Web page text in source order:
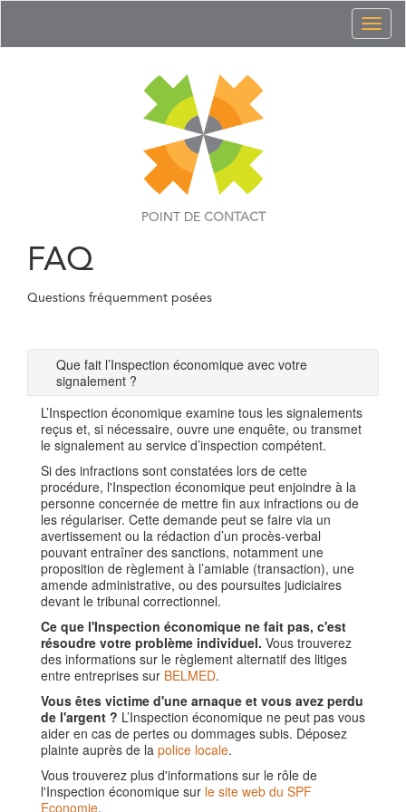
POINT DE CONTACT
FAQ
Questions fréquemment posées
Que fait l’Inspection économique avec votre
signalement ?
L’Inspection économique examine tous les signalements
reçus et, si nécessaire, ouvre une enquête, ou transmet
le signalement au service d’inspection compétent.
Si des infractions sont constatées lors de cette
procédure, l'Inspection économique peut enjoindre à la
personne concernée de mettre fin aux infractions ou de
les régulariser. Cette demande peut se faire via un
avertissement ou la rédaction d’un procès-verbal
pouvant entraîner des sanctions, notamment une
proposition de règlement à l’amiable (transaction), une
amende administrative, ou des poursuites judiciaires
devant le tribunal correctionnel.
Ce que l'Inspection économique ne fait pas, c'est
résoudre votre problème individuel. Vous trouverez
des informations sur le règlement alternatif des litiges
entre entreprises sur BELMED.
Vous êtes victime d'une arnaque et vous avez perdu
de l'argent ? L’Inspection économique ne peut pas vous
aider en cas de pertes ou dommages subis. Déposez
plainte auprès de la police locale.
Vous trouverez plus d'informations sur le rôle de
l'Inspection économique sur le site web du SPF
Economie.